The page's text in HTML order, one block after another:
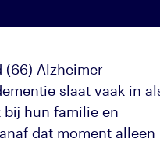
(66) Alzheimer
slaat vaak in
bij hun familie en
dat moment alleen